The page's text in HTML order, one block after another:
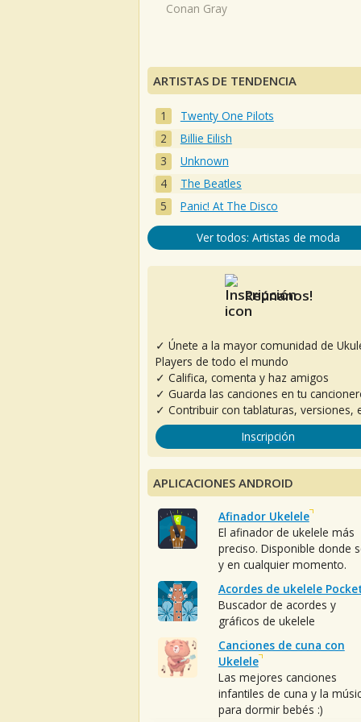
Conan Gray
ARTISTAS DE TENDENCIA
Twenty One Pilots
Billie Eilish
Unknown
The Beatles
Panic! At The Disco
Ver todos: Artistas de moda
Reúnanos!
✓ Únete a la mayor comunidad de
Players de todo el mundo
✓ Califica, comenta y haz amigos
✓ Guarda las canciones en tu
✓ Contribuir con tablaturas, versiones,
Inscripción
APLICACIONES ANDROID
Afinador Ukelele
El afinador de ukelele más
preciso. Disponible donde
y en cualquier momento.
Acordes de ukelele
Buscador de acordes y
gráficos de ukelele
Canciones de cuna con
Ukelele
Las mejores canciones
infantiles de cuna y la
para dormir bebés :)